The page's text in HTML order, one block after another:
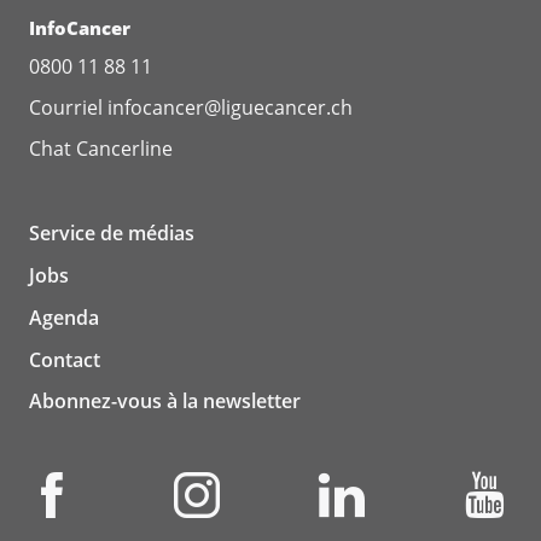
InfoCancer
0800 11 88 11
Courriel infocancer@liguecancer.ch
Chat Cancerline
Service de médias
Jobs
Agenda
Contact
Abonnez-vous à la newsletter